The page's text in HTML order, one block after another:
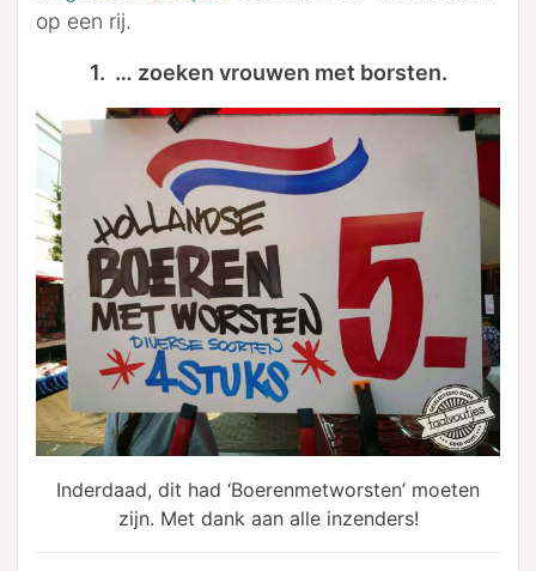
op een rij.
1. … zoeken vrouwen met borsten.
Inderdaad, dit had ‘Boerenmetworsten’ moeten
zijn. Met dank aan alle inzenders!